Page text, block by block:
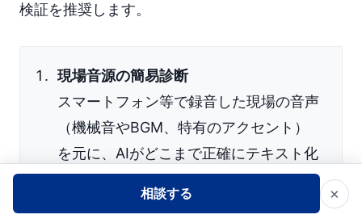
検証を推奨します。
現場音源の簡易診断
スマートフォン等で録音した現場の音声
（機械音やBGM、特有のアクセント）
を元に、AIがどこまで正確にテキスト化
（STT）できるかを診断します。
実データを用いたデモ体験
相談する ×